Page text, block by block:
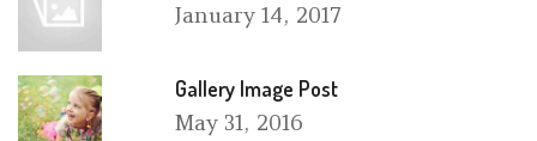
January 14, 2017
Gallery Image Post
May 31, 2016